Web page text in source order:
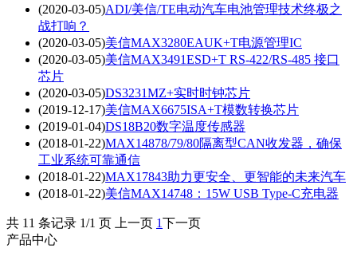
(2020-03-05)ADI/美信/TE电动汽车电池管理技术终极之
战打响？
(2020-03-05)美信MAX3280EAUK+T电源管理IC
(2020-03-05)美信MAX3491ESD+T RS-422/RS-485 接口
芯片
(2020-03-05)DS3231MZ+实时时钟芯片
(2019-12-17)美信MAX6675ISA+T模数转换芯片
(2019-01-04)DS18B20数字温度传感器
(2018-01-22)MAX14878/79/80隔离型CAN收发器，确保
工业系统可靠通信
(2018-01-22)MAX17843助力更安全、更智能的未来汽车
(2018-01-22)美信MAX14748：15W USB Type-C充电器
共 11 条记录 1/1 页 上一页 1下一页
产品中心